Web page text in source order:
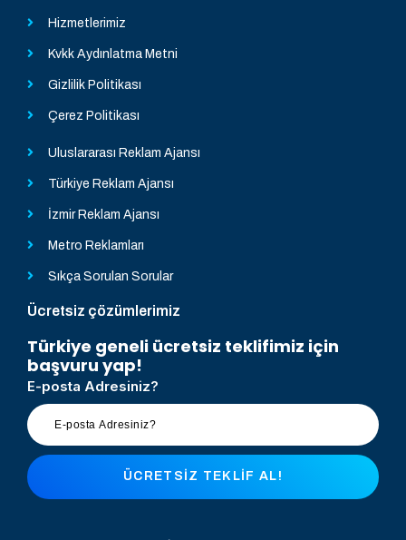
Hizmetlerimiz
Kvkk Aydınlatma Metni
Gizlilik Politikası
Çerez Politikası
Uluslararası Reklam Ajansı
Türkiye Reklam Ajansı
İzmir Reklam Ajansı
Metro Reklamları
Sıkça Sorulan Sorular
Ücretsiz çözümlerimiz
Türkiye geneli ücretsiz teklifimiz için
başvuru yap!
E-posta Adresiniz?
ÜCRETSIZ TEKLIF AL!